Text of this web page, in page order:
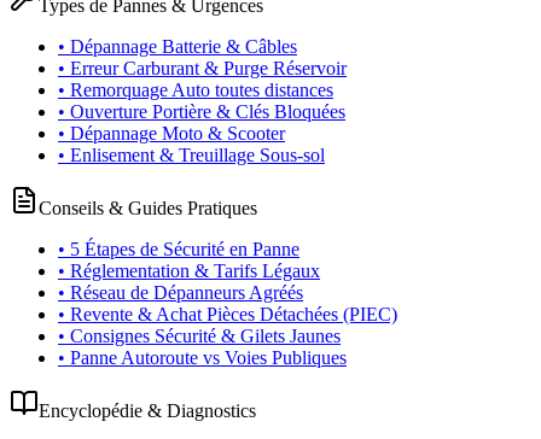
Types de Pannes & Urgences
• Dépannage Batterie & Câbles
• Erreur Carburant & Purge Réservoir
• Remorquage Auto toutes distances
• Ouverture Portière & Clés Bloquées
• Dépannage Moto & Scooter
• Enlisement & Treuillage Sous-sol
Conseils & Guides Pratiques
• 5 Étapes de Sécurité en Panne
• Réglementation & Tarifs Légaux
• Réseau de Dépanneurs Agréés
• Revente & Achat Pièces Détachées (PIEC)
• Consignes Sécurité & Gilets Jaunes
• Panne Autoroute vs Voies Publiques
Encyclopédie & Diagnostics